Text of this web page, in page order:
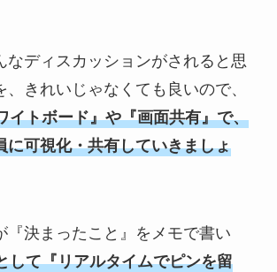
なディスカッションがされると思
、きれいじゃなくても良いので、
イトボード』や『画面共有』で、
に可視化・共有していきましょ
『決まったこと』をメモで書い
して『リアルタイムでピンを留